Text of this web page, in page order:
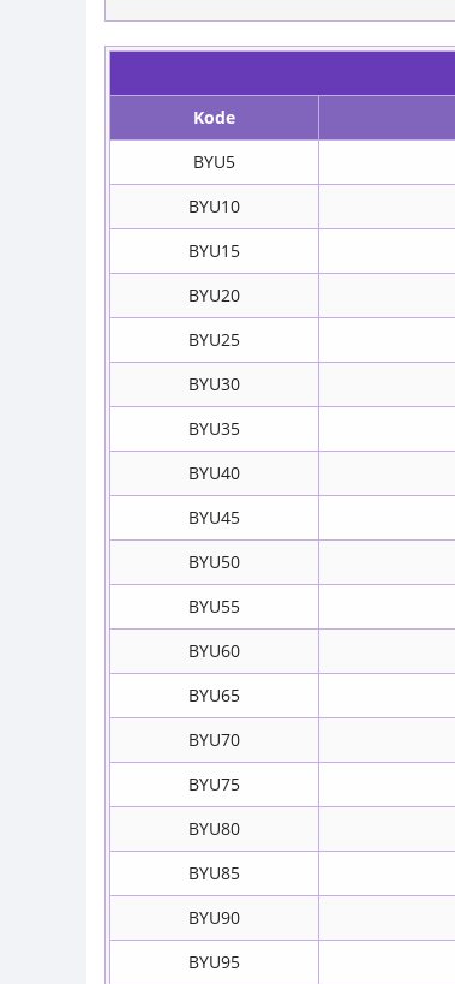
Kode
BYU5
BYU10
BYU15
BYU20
BYU25
BYU30
BYU35
BYU40
BYU45
BYU50
BYU55
BYU60
BYU65
BYU70
BYU75
BYU80
BYU85
BYU90
BYU95